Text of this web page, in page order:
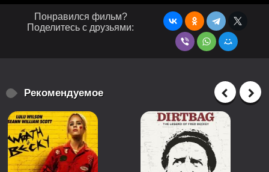
Понравился фильм?
Поделитесь с друзьями:
Рекомендуемое